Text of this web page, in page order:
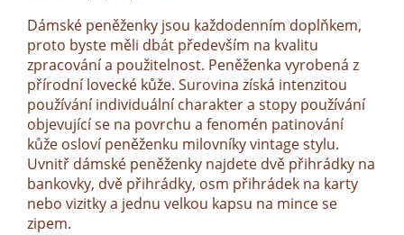
Dámské peněženky jsou každodenním doplňkem,
proto byste měli dbát především na kvalitu
zpracování a použitelnost. Peněženka vyrobená z
přírodní lovecké kůže. Surovina získá intenzitou
používání individuální charakter a stopy používání
objevující se na povrchu a fenomén patinování
kůže osloví peněženku milovníky vintage stylu.
Uvnitř dámské peněženky najdete dvě přihrádky na
bankovky, dvě přihrádky, osm přihrádek na karty
nebo vizitky a jednu velkou kapsu na mince se
zipem.